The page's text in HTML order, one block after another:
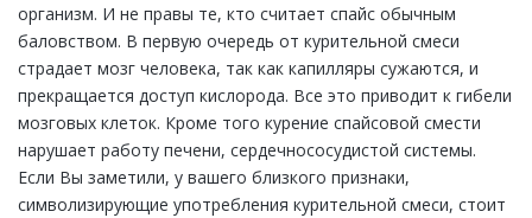
организм. И не правы те, кто считает спайс обычным
баловством. В первую очередь от курительной смеси
страдает мозг человека, так как капилляры сужаются, и
прекращается доступ кислорода. Все это приводит к гибели
мозговых клеток. Кроме того курение спайсовой смести
нарушает работу печени, сердечнососудистой системы.
Если Вы заметили, у вашего близкого признаки,
символизирующие употребления курительной смеси, стоит